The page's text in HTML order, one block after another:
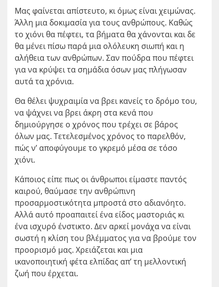
Μας φαίνεται απίστευτο, κι όμως είναι χειμώνας.
Άλλη μια δοκιμασία για τους ανθρώπους. Καθώς
το χιόνι θα πέφτει, τα βήματα θα χάνονται και δε
θα μένει πίσω παρά μια ολόλευκη σιωπή και η
αλήθεια των ανθρώπων. Σαν πούδρα που πέφτει
για να κρύψει τα σημάδια όσων μας πλήγωσαν
αυτά τα χρόνια.
Θα θέλει ψυχραιμία να βρει κανείς το δρόμο του,
να ψάχνει να βρει άκρη στα κενά που
δημιούργησε ο χρόνος που τρέχει σε βάρος
όλων μας. Τετελεσμένος χρόνος το παρελθόν,
πώς ν’ αποφύγουμε το γκρεμό μέσα σε τόσο
χιόνι.
Κάποιος είπε πως οι άνθρωποι είμαστε παντός
καιρού, θαύμασε την ανθρώπινη
προσαρμοστικότητα μπροστά στο αδιανόητο.
Αλλά αυτό προαπαιτεί ένα είδος μαστοριάς κι
ένα ισχυρό ένστικτο. Δεν αρκεί μονάχα να είναι
σωστή η κλίση του βλέμματος για να βρούμε τον
προορισμό μας. Χρειάζεται και μια
ικανοποιητική φέτα ελπίδας απ’ τη μελλοντική
ζωή που έρχεται.